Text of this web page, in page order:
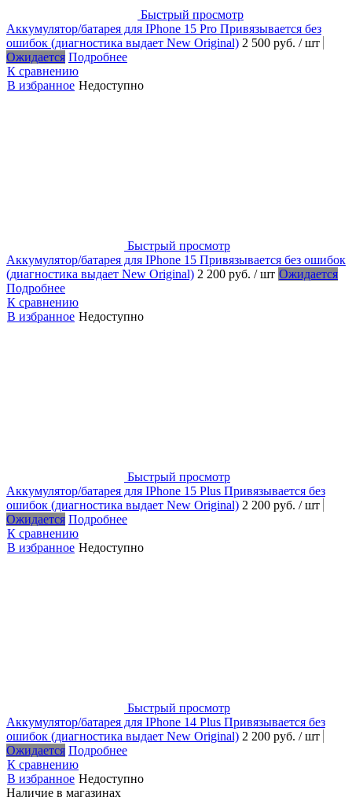
Быстрый просмотр
Аккумулятор/батарея для IPhone 15 Pro Привязывается без
ошибок (диагностика выдает New Original) 2 500 руб. / шт
Ожидается Подробнее
К сравнению
В избранное Недоступно
Быстрый просмотр
Аккумулятор/батарея для IPhone 15 Привязывается без ошибок
(диагностика выдает New Original) 2 200 руб. / шт Ожидается
Подробнее
К сравнению
В избранное Недоступно
Быстрый просмотр
Аккумулятор/батарея для IPhone 15 Plus Привязывается без
ошибок (диагностика выдает New Original) 2 200 руб. / шт
Ожидается Подробнее
К сравнению
В избранное Недоступно
Быстрый просмотр
Аккумулятор/батарея для IPhone 14 Plus Привязывается без
ошибок (диагностика выдает New Original) 2 200 руб. / шт
Ожидается Подробнее
К сравнению
В избранное Недоступно
Наличие в магазинах